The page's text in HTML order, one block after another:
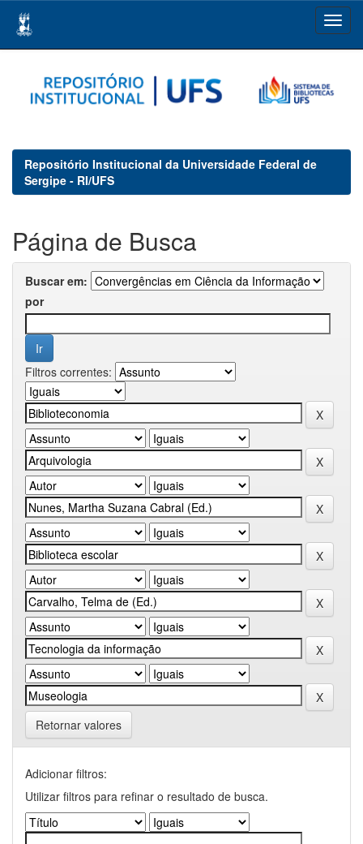
navigation
Repositório Institucional da Universidade Federal de
Sergipe - RI/UFS
Página de Busca
Buscar em:
por
Filtros correntes:
Retornar valores
Adicionar filtros:
Utilizar filtros para refinar o resultado de busca.